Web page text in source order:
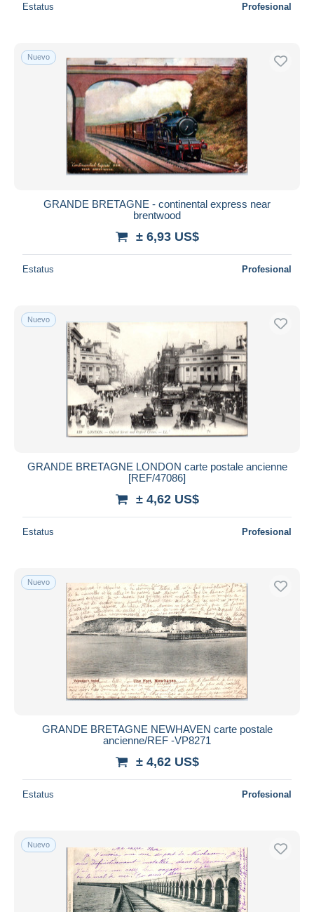
Estatus Profesional
Nuevo
GRANDE BRETAGNE - continental express near
brentwood
± 6,93 US$
Estatus Profesional
Nuevo
GRANDE BRETAGNE LONDON carte postale ancienne
[REF/47086]
± 4,62 US$
Estatus Profesional
Nuevo
GRANDE BRETAGNE NEWHAVEN carte postale
ancienne/REF -VP8271
± 4,62 US$
Estatus Profesional
Nuevo